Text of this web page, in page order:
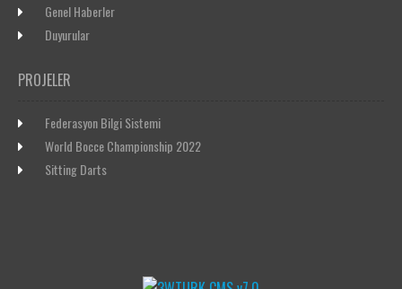
Genel Haberler
Duyurular
PROJELER
Federasyon Bilgi Sistemi
World Bocce Championship 2022
Sitting Darts